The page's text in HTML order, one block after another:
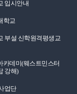
입시안내
학교
부설 신학원격평생교
카데미(웨스트민스터
강해)
업단